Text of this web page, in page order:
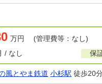
万円 (管理費等：なし)
/ なし 保
風とやま鉄道 小杉駅 徒歩20